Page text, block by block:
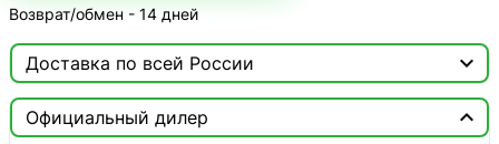
Возврат/обмен - 14 дней
Доставка по всей России 
 Москва
Доставка этого товара недоступна
Официальный дилер
